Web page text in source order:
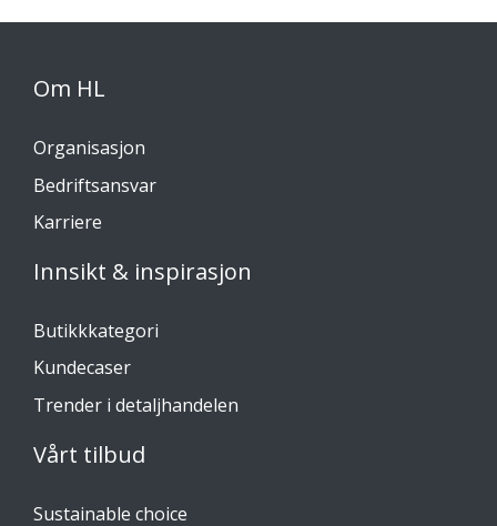
Om HL
Organisasjon
Bedriftsansvar
Karriere
Innsikt & inspirasjon
Butikkkategori
Kundecaser
Trender i detaljhandelen
Vårt tilbud
Sustainable choice